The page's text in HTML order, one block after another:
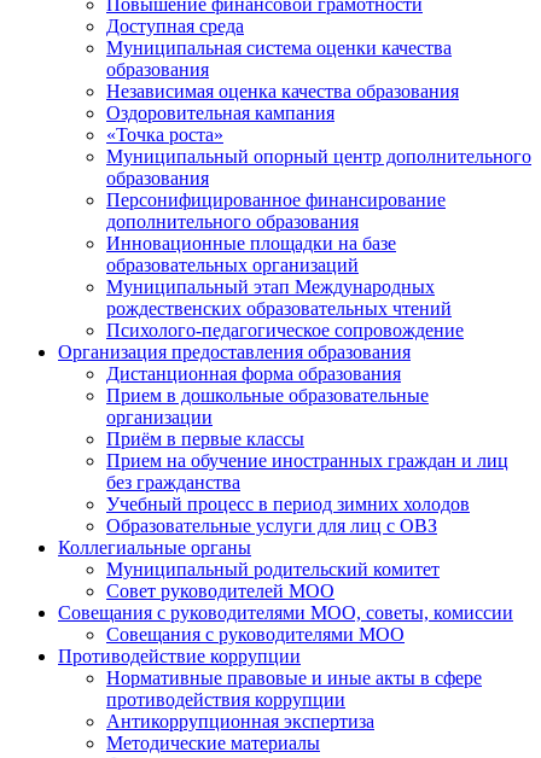
Доступная среда
Муниципальная система оценки качества
образования
Независимая оценка качества образования
Оздоровительная кампания
«Точка роста»
Муниципальный опорный центр дополнительного
образования
Персонифицированное финансирование
дополнительного образования
Инновационные площадки на базе
образовательных организаций
Муниципальный этап Международных
рождественских образовательных чтений
Психолого-педагогическое сопровождение
Организация предоставления образования
Дистанционная форма образования
Прием в дошкольные образовательные
организации
Приём в первые классы
Прием на обучение иностранных граждан и лиц
без гражданства
Учебный процесс в период зимних холодов
Образовательные услуги для лиц с ОВЗ
Коллегиальные органы
Муниципальный родительский комитет
Совет руководителей МОО
Совещания с руководителями МОО, советы, комиссии
Совещания с руководителями МОО
Противодействие коррупции
Нормативные правовые и иные акты в сфере
противодействия коррупции
Антикоррупционная экспертиза
Методические материалы